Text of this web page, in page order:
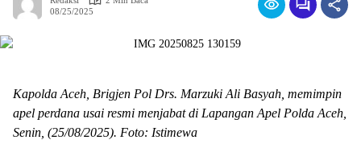
08/25/2025
Kapolda Aceh, Brigjen Pol Drs. Marzuki Ali Basyah, memimpin
apel perdana usai resmi menjabat di Lapangan Apel Polda Aceh,
Senin, (25/08/2025). Foto: Istimewa